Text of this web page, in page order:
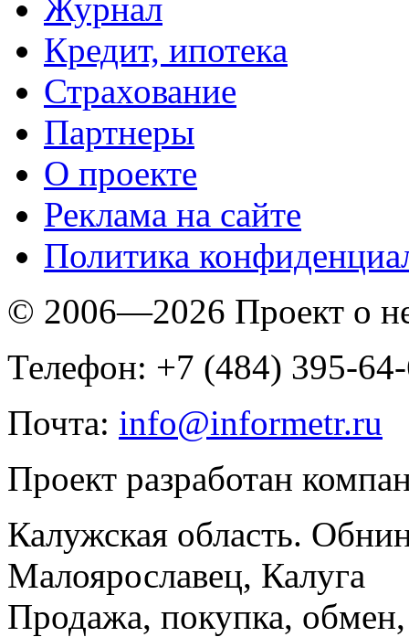
Журнал
Кредит, ипотека
Страхование
Партнеры
O проекте
Реклама на сайте
Политика
© 2006—2026 Проект о
Телефон: +7 (484) 395-
Почта: info@informetr.ru
Проект разработан
Калужская область.
Малоярославец, Калуга
Продажа, покупка, обмен,